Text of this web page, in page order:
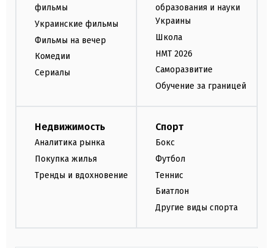
фильмы
Украинские фильмы
Фильмы на вечер
Комедии
Сериалы
образования и науки
Украины
Школа
НМТ 2026
Саморазвитие
Обучение за границей
Недвижимость
Аналитика рынка
Покупка жилья
Тренды и вдохновение
Спорт
Бокс
Футбол
Теннис
Биатлон
Другие виды спорта